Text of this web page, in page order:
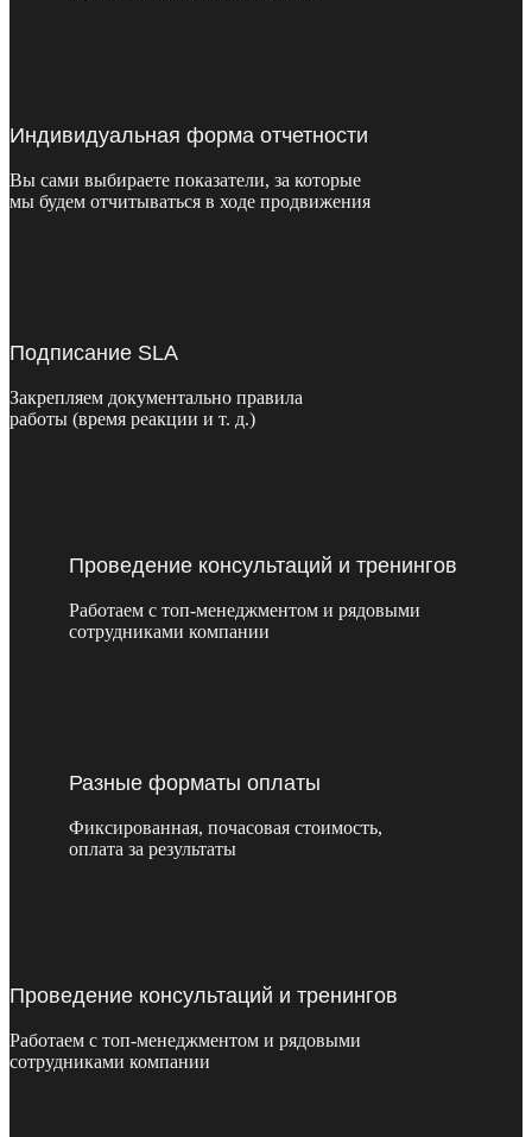
Индивидуальная форма отчетности
Вы сами выбираете показатели, за которые
мы будем отчитываться в ходе продвижения
Подписание SLA
Закрепляем документально правила
работы (время реакции и т. д.)
Проведение консультаций и тренингов
Работаем с топ-менеджментом и рядовыми
сотрудниками компании
Разные форматы оплаты
Фиксированная, почасовая стоимость,
оплата за результаты
Проведение консультаций и тренингов
Работаем с топ-менеджментом и рядовыми
сотрудниками компании